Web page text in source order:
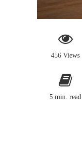
456 Views
5 min. read